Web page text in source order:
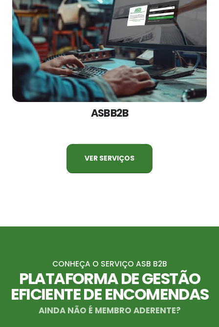
ASB B2B
VER SERVIÇOS
CONHEÇA O SERVIÇO ASB B2B
PLATAFORMA DE GESTÃO
EFICIENTE DE ENCOMENDAS
AINDA NÃO É MEMBRO ADERENTE?